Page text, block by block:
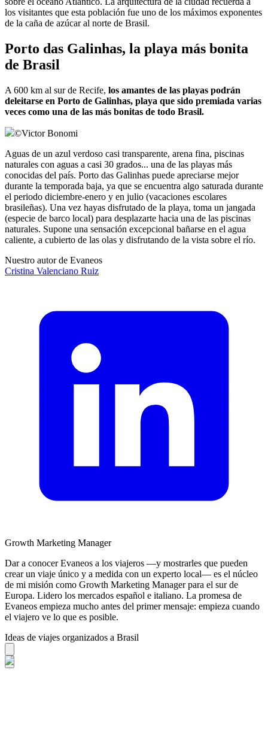
los visitantes que esta población fue uno de los máximos exponentes
de la caña de azúcar al norte de Brasil.
Porto das Galinhas, la playa más bonita
de Brasil
A 600 km al sur de Recife, los amantes de las playas podrán
deleitarse en Porto de Galinhas, playa que sido premiada varias
veces como una de las más bonitas de todo Brasil.
©Victor Bonomi
Aguas de un azul verdoso casi transparente, arena fina, piscinas
naturales con aguas a casi 30 grados... una de las playas más
conocidas del país. Porto das Galinhas puede apreciarse mejor
durante la temporada baja, ya que se encuentra algo saturada durante
el periodo diciembre-enero y en julio (vacaciones escolares
brasileñas). Una vez hayas disfrutado de la playa, toma un jangada
(especie de barco local) para desplazarte hacia una de las piscinas
naturales. Supone una sensación excepcional bañarse en el agua
caliente, a cubierto de las olas y disfrutando de la vista sobre el río.
Nuestro autor de Evaneos
Cristina Valenciano Ruiz
Growth Marketing Manager
Dar a conocer Evaneos a los viajeros —y mostrarles que pueden
crear un viaje único y a medida con un experto local— es el núcleo
de mi misión como Growth Marketing Manager para el sur de
Europa. Lidero los mercados español e italiano. La promesa de
Evaneos empieza mucho antes del primer mensaje: empieza cuando
el viajero ve lo que es posible.
Ideas de viajes organizados a Brasil